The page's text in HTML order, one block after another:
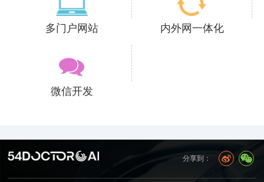
多门户网站 内外网一体化
微信开发
分享到：